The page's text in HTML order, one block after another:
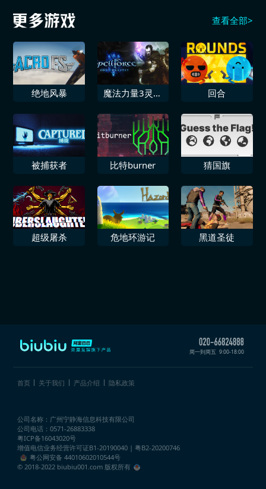
查看全部>
绝地风暴
魔法力量3灵魂
回合
被捕获者 比特burner 猜国旗
超级屠杀 危地环游记 黑道圣徒
周一到周五 9:00-18:00
首页 关于我们 产品介绍 隐私政策
公司名称：广州宁静海信息科技有限公司
公司电话：0571-26883338
粤ICP备16043020号
增值电信业务经营许可证B1-20190040 | 粤B2-20200746
粤公网安备 44010602010544号
© 2018-2022 biubiu001.com 版权所有